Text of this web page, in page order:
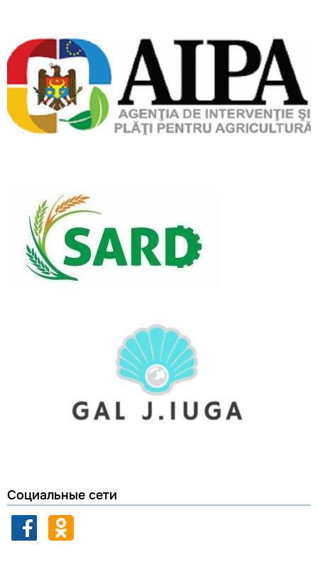
Социальные сети